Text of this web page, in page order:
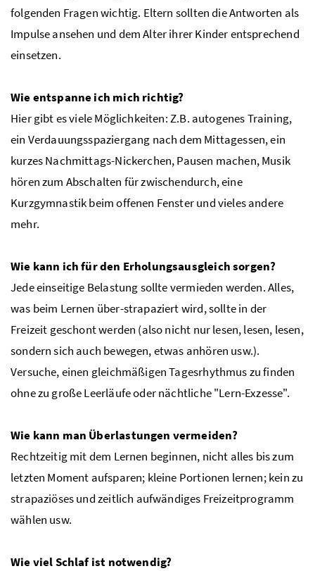
folgenden Fragen wichtig. Eltern sollten die Antworten als
Impulse ansehen und dem Alter ihrer Kinder entsprechend
einsetzen.
Wie entspanne ich mich richtig?
Hier gibt es viele Möglichkeiten: Z.B. autogenes Training,
ein Verdauungsspaziergang nach dem Mittagessen, ein
kurzes Nachmittags-Nickerchen, Pausen machen, Musik
hören zum Abschalten für zwischendurch, eine
Kurzgymnastik beim offenen Fenster und vieles andere
mehr.
Wie kann ich für den Erholungsausgleich sorgen?
Jede einseitige Belastung sollte vermieden werden. Alles,
was beim Lernen über-strapaziert wird, sollte in der
Freizeit geschont werden (also nicht nur lesen, lesen, lesen,
sondern sich auch bewegen, etwas anhören usw.).
Versuche, einen gleichmäßigen Tagesrhythmus zu finden
ohne zu große Leerläufe oder nächtliche "Lern-Exzesse".
Wie kann man Überlastungen vermeiden?
Rechtzeitig mit dem Lernen beginnen, nicht alles bis zum
letzten Moment aufsparen; kleine Portionen lernen; kein zu
strapaziöses und zeitlich aufwändiges Freizeitprogramm
wählen usw.
Wie viel Schlaf ist notwendig?